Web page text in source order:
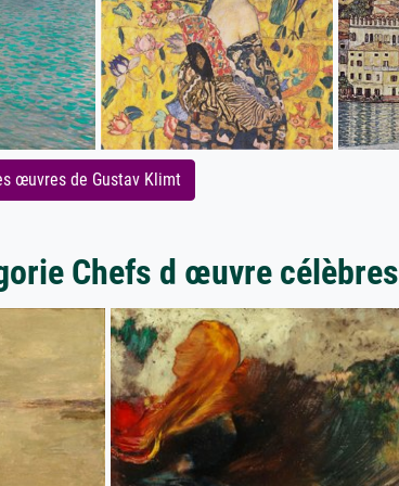
œuvres de Gustav Klimt
Chefs d œuvre célèbres